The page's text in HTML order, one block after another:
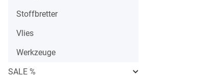
Stoffbretter
Vlies
Werkzeuge
SALE %